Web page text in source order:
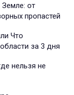
Земле: от
пропастей
Что
за 3 дня
нельзя не